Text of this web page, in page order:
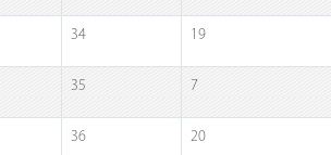
34 19
35 7
36 20